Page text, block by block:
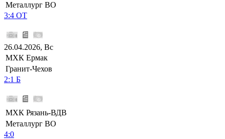
Металлург ВО
3:4 ОТ
26.04.2026, Вс
МХК Ермак
Гранит-Чехов
2:1 Б
МХК Рязань-ВДВ
Металлург ВО
4:0